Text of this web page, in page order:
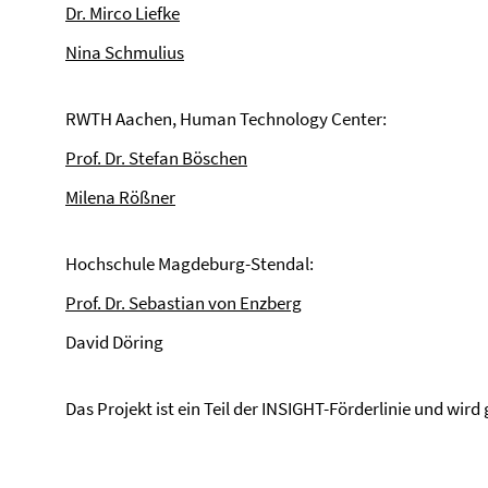
Dr. Mirco Liefke
Nina Schmulius
RWTH Aachen, Human Technology Center:
Prof. Dr. Stefan Böschen
Milena Rößner
Hochschule Magdeburg-Stendal:
Prof. Dr. Sebastian von Enzberg
David Döring
Das Projekt ist ein Teil der INSIGHT-Förderlinie und